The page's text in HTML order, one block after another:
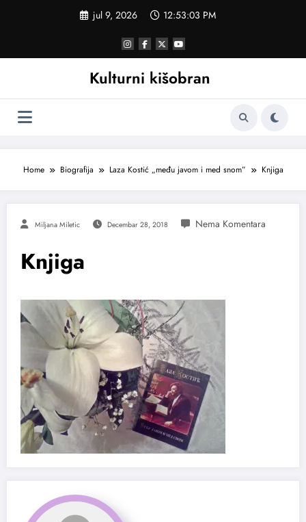
jul 9, 2026 12:53:03 PM
Kulturni kišobran
Home Biografija Laza Kostić „među javom i med snom” Knjiga
Miljana Miletic Decembar 28, 2018
Knjiga